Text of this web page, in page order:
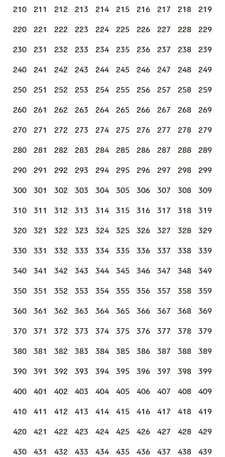
210 211 212 213 214 215 216 217 218 219
220 221 222 223 224 225 226 227 228 229
230 231 232 233 234 235 236 237 238 239
240 241 242 243 244 245 246 247 248 249
250 251 252 253 254 255 256 257 258 259
260 261 262 263 264 265 266 267 268 269
270 271 272 273 274 275 276 277 278 279
280 281 282 283 284 285 286 287 288 289
290 291 292 293 294 295 296 297 298 299
300 301 302 303 304 305 306 307 308 309
310 311 312 313 314 315 316 317 318 319
320 321 322 323 324 325 326 327 328 329
330 331 332 333 334 335 336 337 338 339
340 341 342 343 344 345 346 347 348 349
350 351 352 353 354 355 356 357 358 359
360 361 362 363 364 365 366 367 368 369
370 371 372 373 374 375 376 377 378 379
380 381 382 383 384 385 386 387 388 389
390 391 392 393 394 395 396 397 398 399
400 401 402 403 404 405 406 407 408 409
410 411 412 413 414 415 416 417 418 419
420 421 422 423 424 425 426 427 428 429
430 431 432 433 434 435 436 437 438 439